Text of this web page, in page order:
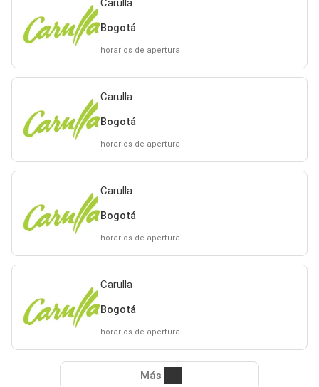
Carulla
Bogotá
horarios de apertura
Carulla
Bogotá
horarios de apertura
Carulla
Bogotá
horarios de apertura
Carulla
Bogotá
horarios de apertura
Más